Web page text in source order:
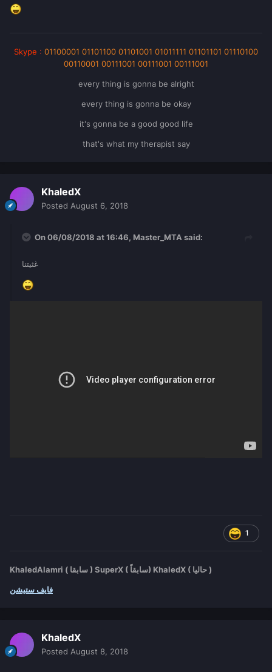
Skype : 01100001 01101100 01101001 01011111 01101101 01110100
00110001 00111001 00111001 00111001
every thing is gonna be alright
every thing is gonna be okay
it's gonna be a good good life
that's what my therapist say
KhaledX
Posted August 6, 2018
On 06/08/2018 at 16:46, Master_MTAsaid:
غثيتنا
1
KhaledAlamri ( سابقا ) SuperX ( سابقاً) KhaledX ( حاليا )
فايف ستيشن
KhaledX
Posted August 8, 2018